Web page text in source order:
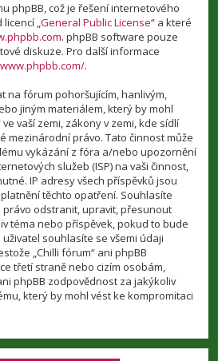
phpBB, což je řešení internetového
„General Public License“ a které
. phpBB software pouze
diskuze. Pro další informace
.
na fórum pohoršujícím, hanlivým,
jiným materiálem, který by mohl
vaší zemi, zákony v zemi, kde sídlí
mezinárodní právo. Tato činnost může
vykázání z fóra a/nebo upozornění
služeb (ISP) na vaši činnost,
IP adresy všech příspěvků jsou
těchto opatření. Souhlasíte
právo odstranit, upravit, přesunout
téma nebo příspěvek, pokud to bude
souhlasíte se všemi údaji
„Chilli fórum“ ani phpBB
třetí straně nebo cizím osobám,
phpBB zodpovědnost za jakýkoliv
který by mohl vést ke kompromitaci